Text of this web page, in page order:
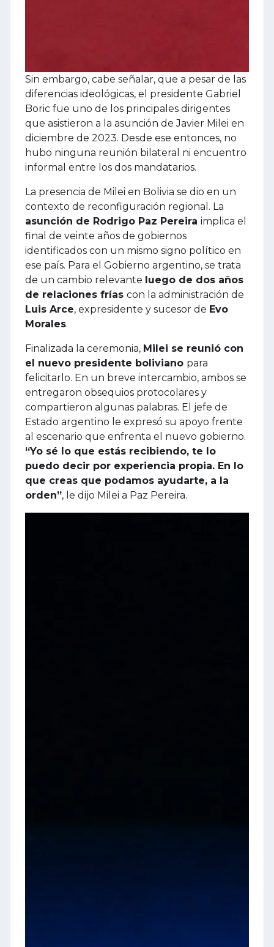
Sin embargo, cabe señalar, que a pesar de las
diferencias ideológicas, el presidente Gabriel
Boric fue uno de los principales dirigentes
que asistieron a la asunción de Javier Milei en
diciembre de 2023. Desde ese entonces, no
hubo ninguna reunión bilateral ni encuentro
informal entre los dos mandatarios.
La presencia de Milei en Bolivia se dio en un
contexto de reconfiguración regional. La
asunción de Rodrigo Paz Pereira implica el
final de veinte años de gobiernos
identificados con un mismo signo político en
ese país. Para el Gobierno argentino, se trata
de un cambio relevante luego de dos años
de relaciones frías con la administración de
Luis Arce, expresidente y sucesor de Evo
Morales.
Finalizada la ceremonia, Milei se reunió con
el nuevo presidente boliviano para
felicitarlo. En un breve intercambio, ambos se
entregaron obsequios protocolares y
compartieron algunas palabras. El jefe de
Estado argentino le expresó su apoyo frente
al escenario que enfrenta el nuevo gobierno.
“Yo sé lo que estás recibiendo, te lo
puedo decir por experiencia propia. En lo
que creas que podamos ayudarte, a la
orden”, le dijo Milei a Paz Pereira.